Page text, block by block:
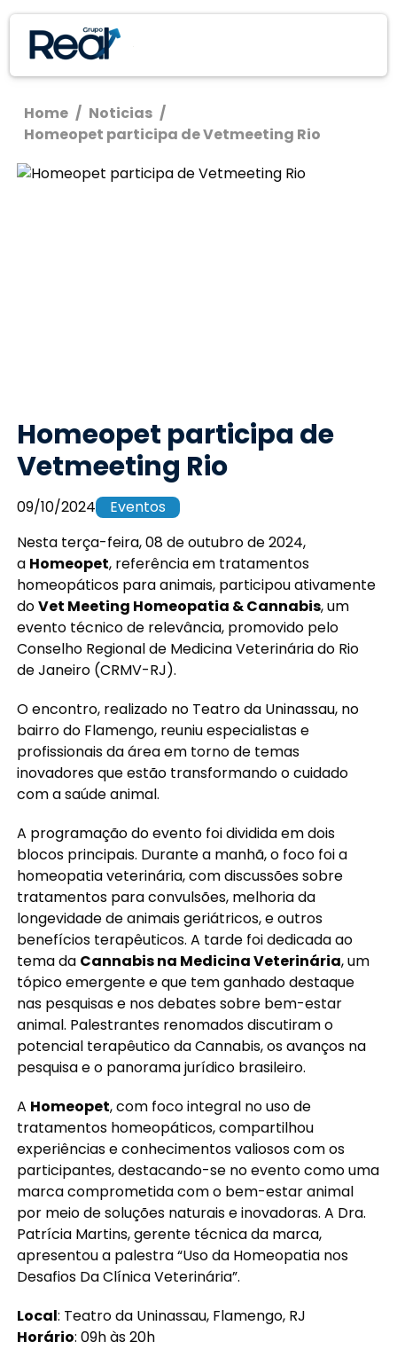
Home / Noticias /
Homeopet participa de Vetmeeting Rio
Homeopet participa de
Vetmeeting Rio
09/10/2024
Eventos
Nesta terça-feira, 08 de outubro de 2024,
a Homeopet, referência em tratamentos
homeopáticos para animais, participou ativamente
doVet Meeting Homeopatia & Cannabis, um
evento técnico de relevância, promovido pelo
Conselho Regional de Medicina Veterinária do Rio
de Janeiro (CRMV-RJ).
O encontro, realizado no Teatro da Uninassau, no
bairro do Flamengo, reuniu especialistas e
profissionais da área em torno de temas
inovadores que estão transformando o cuidado
com a saúde animal.
A programação do evento foi dividida em dois
blocos principais. Durante a manhã, o foco foi a
homeopatia veterinária, com discussões sobre
tratamentos para convulsões, melhoria da
longevidade de animais geriátricos, e outros
benefícios terapêuticos. A tarde foi dedicada ao
tema da Cannabis na Medicina Veterinária, um
tópico emergente e que tem ganhado destaque
nas pesquisas e nos debates sobre bem-estar
animal. Palestrantes renomados discutiram o
potencial terapêutico da Cannabis, os avanços na
pesquisa e o panorama jurídico brasileiro.
A Homeopet, com foco integral no uso de
tratamentos homeopáticos, compartilhou
experiências e conhecimentos valiosos com os
participantes, destacando-se no evento como uma
marca comprometida com o bem-estar animal
por meio de soluções naturais e inovadoras. A Dra.
Patrícia Martins, gerente técnica da marca,
apresentou a palestra “Uso da Homeopatia nos
Desafios Da Clínica Veterinária”.
Local: Teatro da Uninassau, Flamengo, RJ
Horário: 09h às 20h